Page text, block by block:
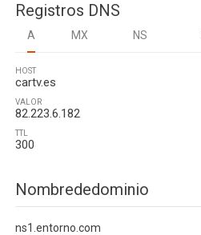
Registros DNS
A MX NS
HOST
cartv.es
VALOR
82.223.6.182
TTL
300
Nombrededominio
ns1.entorno.com